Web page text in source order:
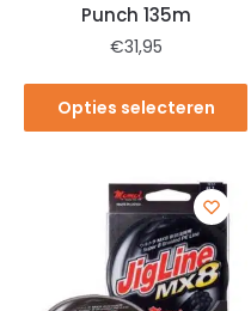
Punch 135m
€31,95
Opties selecteren